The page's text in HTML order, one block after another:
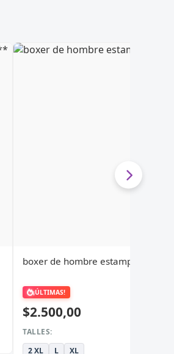
boxer de hombre estampados
¡ÚLTIMAS!
$2.500,00
TALLES:
2 XL
L XL